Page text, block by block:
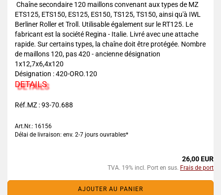
Chaîne secondaire 120 maillons convenant aux types de MZ
ETS125, ETS150, ES125, ES150, TS125, TS150, ainsi qu'à IWL
Berliner Roller et Troll. Utilisable également sur le RT125. Le
fabricant est la société Regina - Italie. Livré avec une attache
rapide. Sur certains types, la chaîne doit être protégée. Nombre
de maillons 120, pas 420 - ancienne désignation
1x12,7x6,4x120
Désignation : 420-ORO.120
DETAILS
Réf.MZ : 93-70.688
Art.Nr.: 16156
Délai de livraison: env. 2-7 jours ouvrables*
26,00 EUR
TVA. 19% incl. Port en sus. Frais de port
AJOUTER AU PANIER